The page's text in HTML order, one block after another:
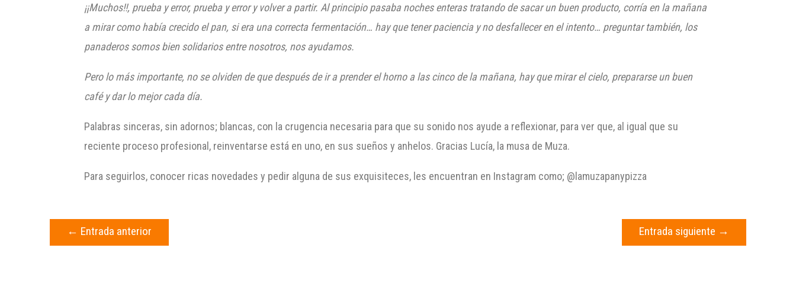
¡¡Muchos!!, prueba y error, prueba y error y volver a partir. Al principio pasaba noches enteras tratando de sacar un buen producto, corría en la mañana
a mirarcomohabía crecido el pan, si era una correcta fermentación… hay que tener paciencia y no desfallecer en el intento… preguntar también, los
panaderos somos bien solidarios entre nosotros, nos ayudamos.
Pero lo más importante, no se olviden de que después de ir a prender el horno a lascincode la mañana, hay que mirar el cielo, prepararse un buen
café y dar lo mejor cada día.
Palabras sinceras, sin adornos; blancas, con la crugencia necesaria para que su sonido nos ayude a reflexionar, para ver que, al igual que su
reciente proceso profesional, reinventarse está en uno, en sus sueños y anhelos. Gracias Lucía, la musa de Muza.
Para seguirlos, conocer ricas novedades y pedir alguna de sus exquisiteces, les encuentran en Instagram como; @lamuzapanypizza
← Entrada anterior Entrada siguiente →